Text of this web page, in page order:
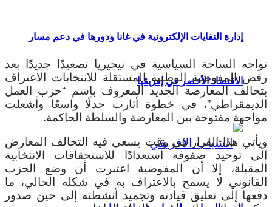
إدارة النفايات الإلكترونية في غانا ودورها في دعم مسار
الاقتصاد الأخضر في إفريقيا
تواجه الساحة السياسية في نيجيريا تصعيدًا جديدًا بعد
رفض المفوضية الوطنية المستقلة للانتخابات الاعتراف
بتحالف المعارضة الجديد المعروف باسم “حزب العمل
الديمقراطي”، في خطوة أثارت جدلًا واسعًا وأشعلت
مواجهة مفتوحة بين المعارضة والسلطة الحاكمة.
ويأتي هذا القرار في وقت يسعى فيه التحالف المعارض
إلى توحيد صفوفه استعدادًا للاستحقاقات الانتخابية
المقبلة، إلا أن المفوضية اعتبرت أن وضع الحزب
القانوني لا يسمح بالاعتراف به في شكله الحالي، ما
دفعها إلى تعليق قيادته وتجميد أنشطته إلى حين صدور